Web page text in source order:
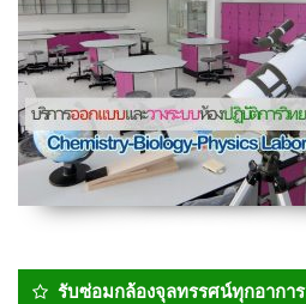
รับซ่อมกล้องจุลทรรศน์ทุกอาการ